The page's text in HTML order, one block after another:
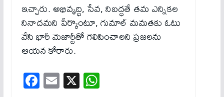
ఇచ్చారు. అభివృద్ధి, సేవ, నిబద్ధతే తమ ఎన్నికల
నినాదమని పేర్కొంటూ, గుమాల్ మమతకు ఓటు
వేసి భారీ మెజార్టీతో గెలిపించాలని ప్రజలను
ఆయన కోరారు.
FaE X W